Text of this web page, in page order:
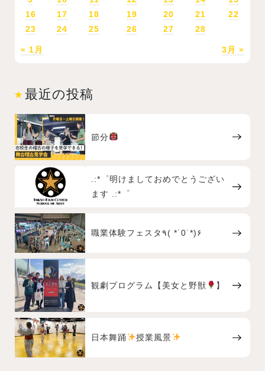
« 1月 3月 »
16
17 18 19 20 21
22
23
24 25 26 27 28
最近の投稿
節分
.:*゜明けましておめでとうござい
ます .:*゜
職業体験フェスタ٩( *˙0˙*)۶
観劇プログラム【美女と野獣 】
日本舞踊 授業風景